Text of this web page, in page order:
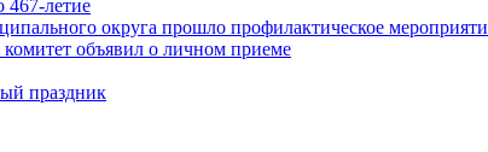
467-летие
округа прошло профилактическое
объявил о личном приеме
праздник